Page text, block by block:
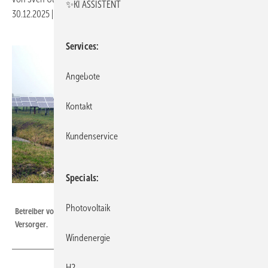
30.12.2025
Betreiber von Solaranlagen gelten künftig steuerrechtlich nicht mehr als
Versorger.
✨KI ASSISTENT
Services
Angebote
Kontakt
Kundenservice
Specials
Photovoltaik
Windenergie